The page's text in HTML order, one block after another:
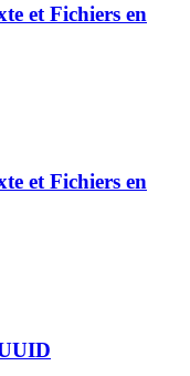
et Fichiers en
et Fichiers en